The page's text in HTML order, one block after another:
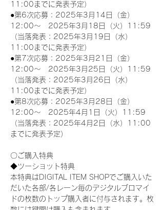
11:00までに発表予定）
●第6次応募：2025年3月14日（金）
12:00～　2025年3月18日（火）11:59
（当落発表：2025年3月19日（水）
11:00までに発表予定）
●第7次応募：2025年3月21日（金）
12:00～　2025年3月25日（火）11:59
（当落発表：2025年3月26日（水）
11:00までに発表予定）
●第8次応募：2025年3月28日（金）
12:00～　2025年4月1日（火）11:59
（当落発表：2025年4月2日（水）11:00
までに発表予定）
〇ご購入特典
◆ツーショット特典
本特典はDIGITAL ITEM SHOPでご購入いた
だいた各部/各レーン毎のデジタルブロマイ
ドの枚数のトップ購入者に付与されます。枚